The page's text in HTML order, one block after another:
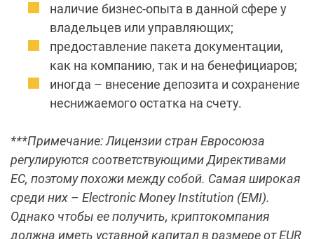
наличие бизнес-опыта в данной сфере у
владельцев или управляющих;
предоставление пакета документации,
как на компанию, так и на бенефициаров;
иногда – внесение депозита и сохранение
неснижаемого остатка на счету.
***Примечание: Лицензии стран Евросоюза
регулируются соответствующими Директивами
ЕС, поэтому похожи между собой. Самая широкая
среди них – Electronic Money Institution (EMI).
Однако чтобы ее получить, криптокомпания
должна иметь уставной капитал в размере от EUR